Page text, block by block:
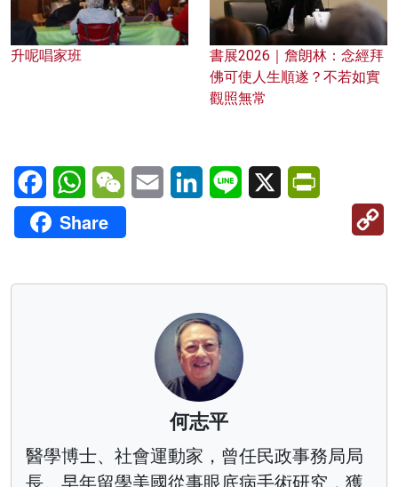
升呢唱家班
書展2026｜詹朗林：念經拜
佛可使人生順遂？不若如實
觀照無常
FacebookWhatsAppWeChatEmail LinkedInLine X
Share
何志平
醫學博士、社會運動家，曾任民政事務局局
長。早年留學美國從事眼底病手術研究，獲